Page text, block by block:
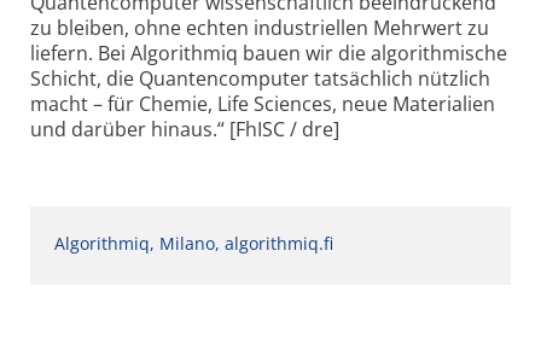
zu bleiben, ohne echten industriellen Mehrwert zu
liefern. Bei Algorithmiq bauen wir die algorithmische
Schicht, die Quantencomputer tatsächlich nützlich
macht – für Chemie, Life Sciences, neue Materialien
und darüber hinaus.“ [FhISC / dre]
Algorithmiq, Milano, algorithmiq.fi